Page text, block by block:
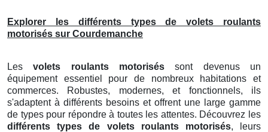
Explorer les différents types de volets roulants
motorisés sur Courdemanche
Lesvolets roulants motorisés sont devenus un
équipement essentiel pour de nombreux habitations et
commerces. Robustes, modernes, et fonctionnels, ils
s'adaptent à différents besoins et offrent une large gamme
de types pour répondre à toutes les attentes. Découvrez les
différents types de volets roulants motorisés, leurs